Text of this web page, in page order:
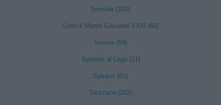
Sorisole (100)
Sotto il Monte Giovanni XXIII (60)
Sovere (84)
Spinone al Lago (21)
Spirano (81)
Stezzano (202)